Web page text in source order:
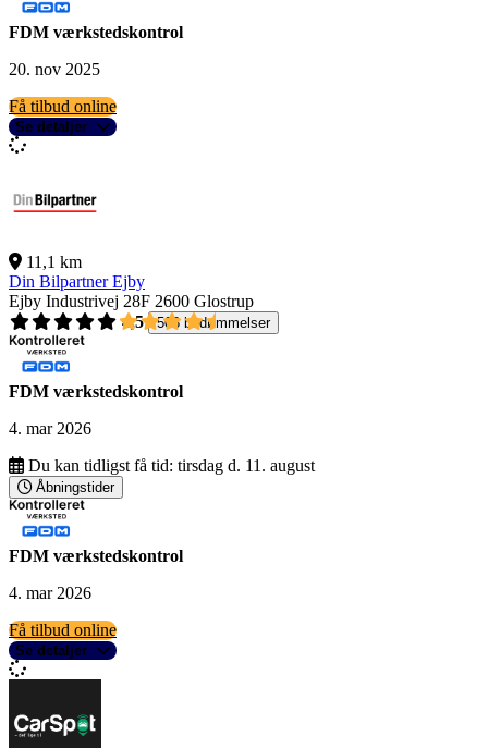
FDM værkstedskontrol
20. nov 2025
Få tilbud online
Se detaljer
11,1 km
Din Bilpartner Ejby
Ejby Industrivej 28F 2600 Glostrup
4,5
503 bedømmelser
FDM værkstedskontrol
4. mar 2026
Du kan tidligst få tid: tirsdag d. 11. august
Åbningstider
FDM værkstedskontrol
4. mar 2026
Få tilbud online
Se detaljer